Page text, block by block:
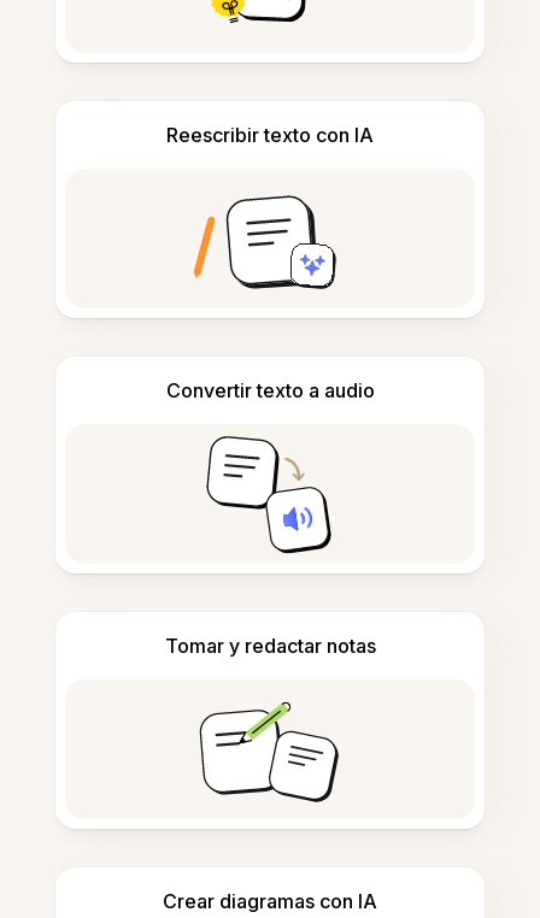
Reescribir texto con IA
Convertir texto a audio
Tomar y redactar notas
Crear diagramas con IA